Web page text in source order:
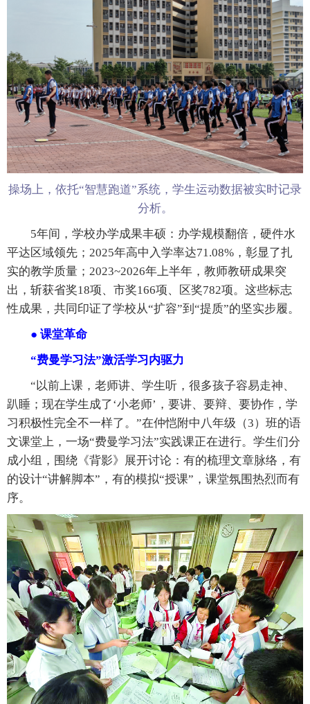
操场上，依托“智慧跑道”系统，学生运动数据被实时记录
分析。
5年间，学校办学成果丰硕：办学规模翻倍，硬件水
平达区域领先；2025年高中入学率达71.08%，彰显了扎
实的教学质量；2023~2026年上半年，教师教研成果突
出，斩获省奖18项、市奖166项、区奖782项。这些标志
性成果，共同印证了学校从“扩容”到“提质”的坚实步履。
● 课堂革命
“费曼学习法”激活学习内驱力
“以前上课，老师讲、学生听，很多孩子容易走神、
趴睡；现在学生成了‘小老师’，要讲、要辩、要协作，学
习积极性完全不一样了。”在仲恺附中八年级（3）班的语
文课堂上，一场“费曼学习法”实践课正在进行。学生们分
成小组，围绕《背影》展开讨论：有的梳理文章脉络，有
的设计“讲解脚本”，有的模拟“授课”，课堂氛围热烈而有
序。